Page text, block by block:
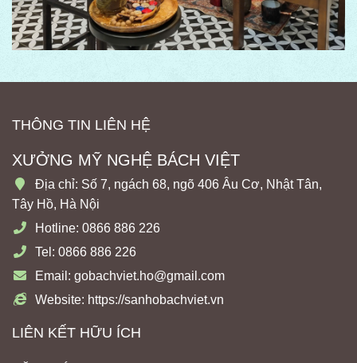
THÔNG TIN LIÊN HỆ
XƯỞNG MỸ NGHỆ BÁCH VIỆT
Địa chỉ: Số 7, ngách 68, ngõ 406 Âu Cơ, Nhật Tân,
Tây Hồ, Hà Nội
Hotline: 0866 886 226
Tel: 0866 886 226
Email: gobachviet.ho@gmail.com
Website: https://sanhobachviet.vn
LIÊN KẾT HỮU ÍCH